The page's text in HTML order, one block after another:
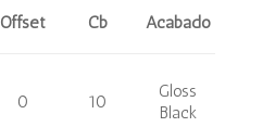
Offset Cb Acabado
0 10
Gloss
Black